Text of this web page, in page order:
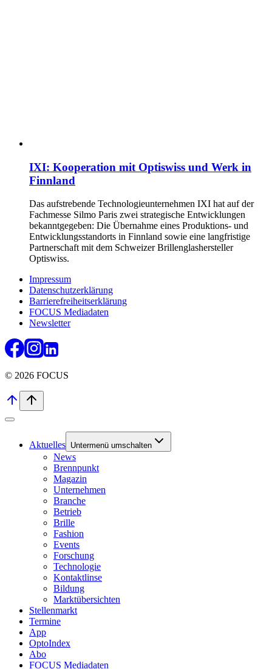
IXI: Kooperation mit Optiswiss und Werk in
Finnland
Das aufstrebende Technologieunternehmen IXI hat auf der
Fachmesse Silmo Paris zwei strategische Entwicklungen
bekanntgegeben: Die Übernahme eines Produktions- und
Entwicklungsstandorts in Finnland sowie eine langfristige
Partnerschaft mit dem Schweizer Brillenglashersteller
Optiswiss.
Impressum
Datenschutzerklärung
Barrierefreiheitserklärung
FOCUS Mediadaten
Newsletter
© 2026 FOCUS
Aktuelles Untermenü umschalten
News
Brennpunkt
Magazin
Unternehmen
Branche
Betrieb
Brille
Fashion
Events
Forschung
Technologie
Kontaktlinse
Bildung
Marktübersichten
Stellenmarkt
Termine
App
OptoIndex
Abo
FOCUS Mediadaten